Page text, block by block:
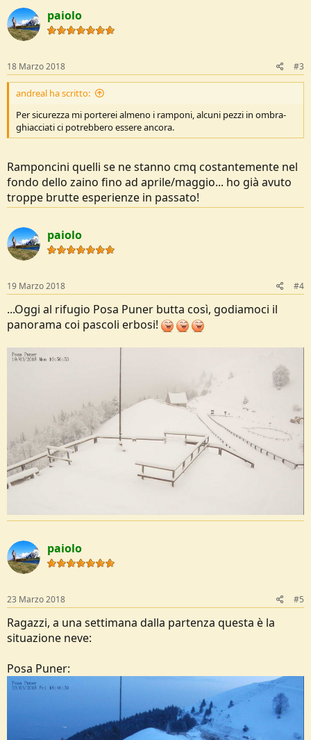
c
t
i
o
s
:
paiolo
18 Marzo 2018 #3
andreal ha scritto:
Per sicurezza mi porterei almeno i ramponi, alcuni pezzi in ombra-
ghiacciati ci potrebbero essere ancora.
Ramponcini quelli se ne stanno cmq costantemente nel
fondo dello zaino fino ad aprile/maggio... ho già avuto
troppe brutte esperienze in passato!
paiolo
19 Marzo 2018 #4
...Oggi al rifugio Posa Puner butta così, godiamoci il
panorama coi pascoli erbosi!
paiolo
23 Marzo 2018 #5
Ragazzi, a una settimana dalla partenza questa è la
situazione neve:
Posa Puner: